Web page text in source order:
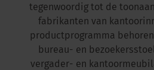
tegenwoordig tot de
fabrikanten van
productprogramma
bureau- en
vergader- en